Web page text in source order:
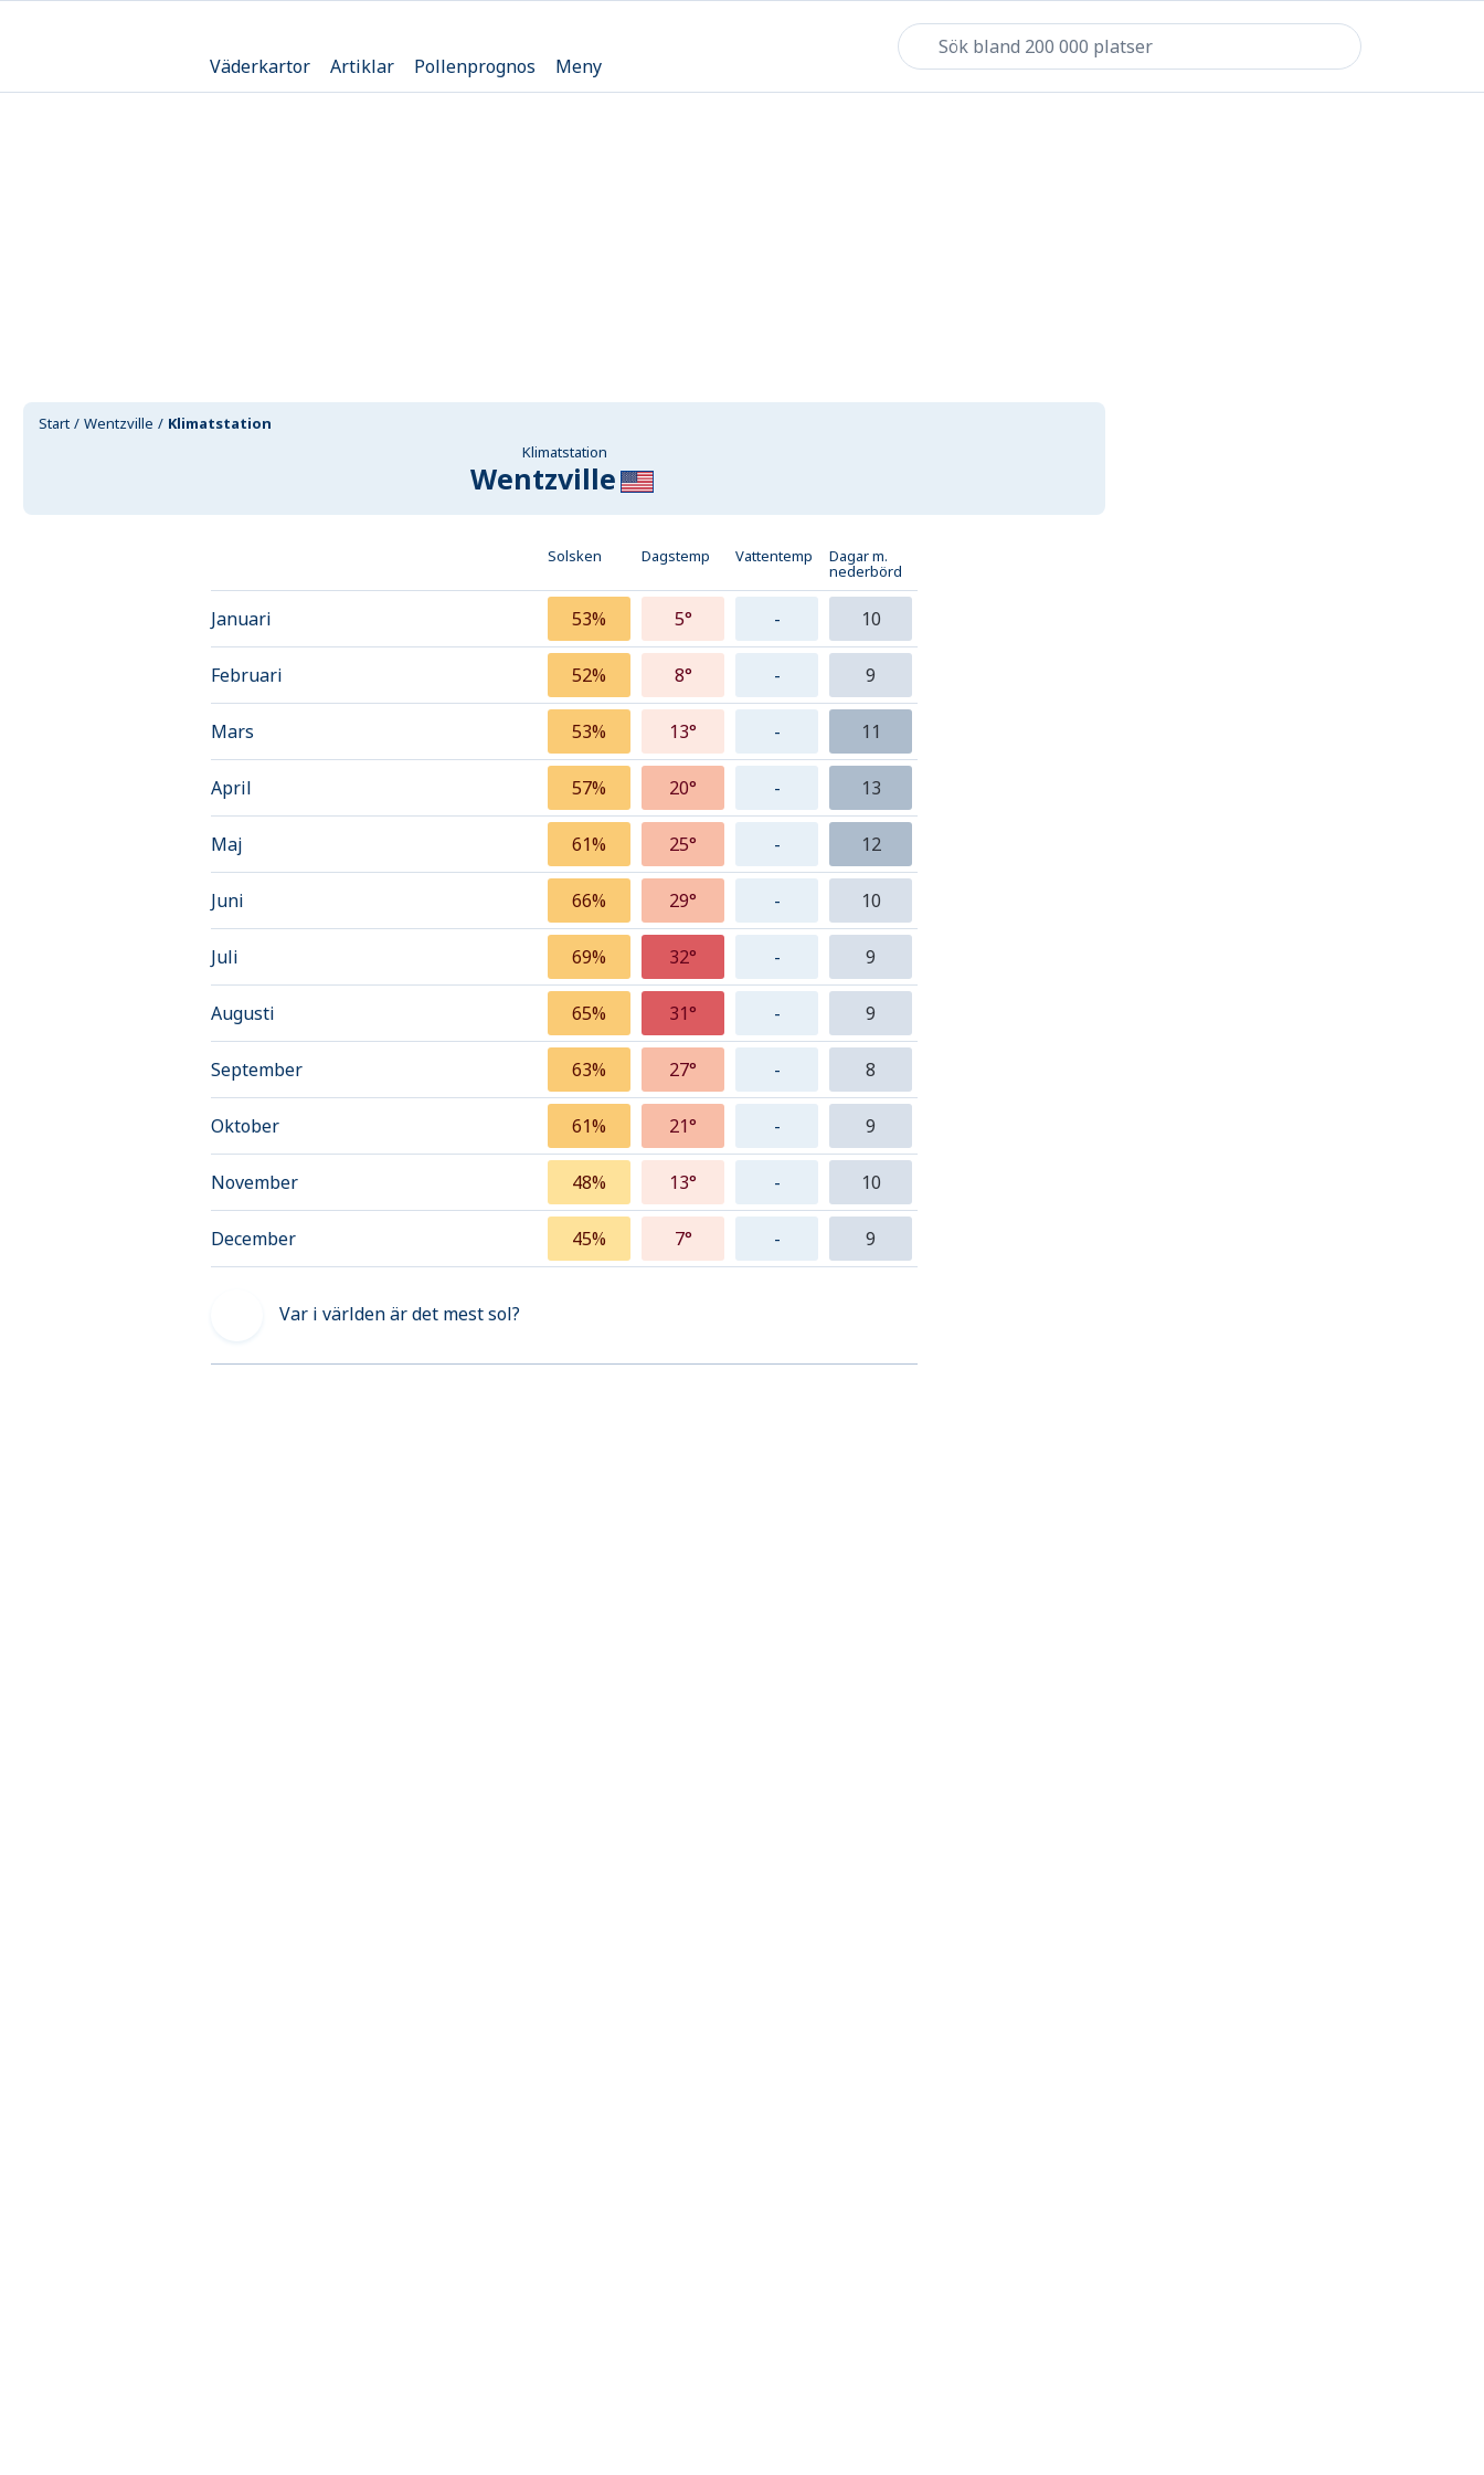
Väderkartor Artiklar Pollenprognos Meny
Start Wentzville
Klimatstation
Klimatstation
Wentzville
Solsken Dagstemp Vattentemp Dagar m.
nederbörd
Januari 53% 5° - 10
Februari 52% 8° - 9
Mars 53% 13° - 11
April 57% 20° - 13
Maj 61% 25° - 12
Juni 66% 29° - 10
Juli 69% 32° - 9
Augusti 65% 31° - 9
September 63% 27° - 8
Oktober 61% 21° - 9
November 48% 13° - 10
December 45% 7° - 9
Var i världen är det mest sol?